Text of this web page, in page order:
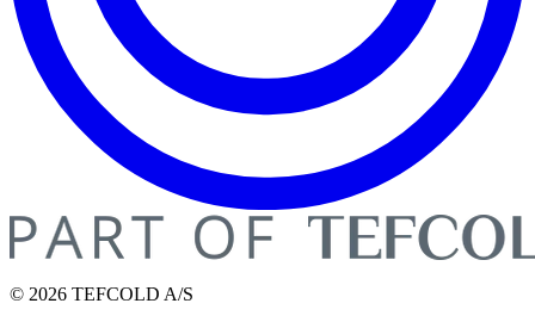
© 2026 TEFCOLD A/S